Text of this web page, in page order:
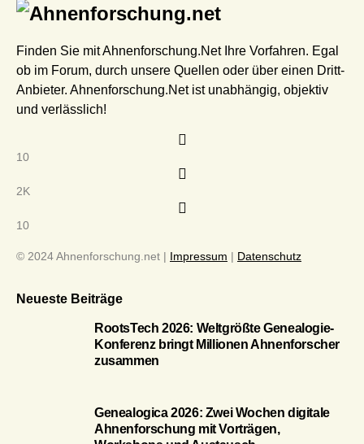
Finden Sie mit Ahnenforschung.Net Ihre Vorfahren. Egal
ob im Forum, durch unsere Quellen oder über einen Dritt-
Anbieter. Ahnenforschung.Net ist unabhängig, objektiv
und verlässlich!
10
2K
10
© 2024 Ahnenforschung.net | Impressum | Datenschutz
Neueste Beiträge
RootsTech 2026: Weltgrößte Genealogie-
Konferenz bringt Millionen Ahnenforscher
zusammen
Genealogica 2026: Zwei Wochen digitale
Ahnenforschung mit Vorträgen,